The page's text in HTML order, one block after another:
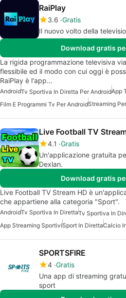
RaiPlay
3.6 Gratis
Il nuovo volto della
Download gratis
La rigida programmazione televisiva
flessibile ed il modo con cui oggi è
RaiPlay è l'app…
AndroidTv Sportiva In Diretta Per AndroidApp
Film E Programmi Tv Per AndroidStreaming
Live Football TV
4.1 Gratis
Un'applicazione gratuita
Dexlan.
Download gratis
Live Football TV Stream HD è
che appartiene alla categoria "Sport".
AndroidTv Sportiva In DirettaTv Sportiva In
App Streaming SportiviSport In DirettaCalcio
SPORTSFIRE
4 Gratis
Una app di streaming
sport